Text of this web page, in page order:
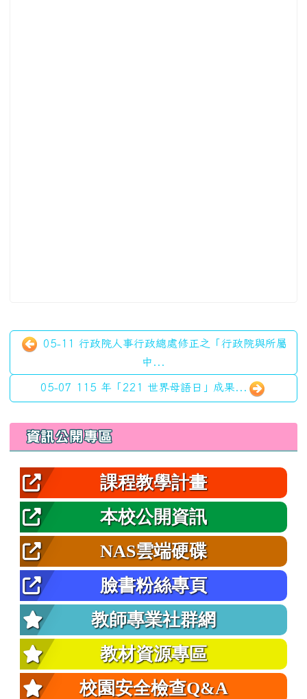
05-11 行政院人事行政總處修正之「行政院與所屬
中...
05-07 115 年「221 世界母語日」成果...
左邊區域內容
資訊公開專區
課程教學計畫
本校公開資訊
NAS雲端硬碟
臉書粉絲專頁
教師專業社群網
教材資源專區
校園安全檢查Q&A